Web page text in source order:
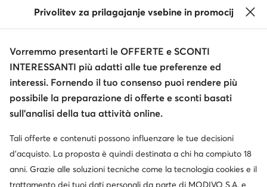
Cambia paese: Italia (IT)
Privolitev za prilagajanje vsebine in promocij
Vorremmo presentarti le OFFERTE e SCONTI
INTERESSANTI più adatti alle tue preferenze ed
interessi. Fornendo il tuo consenso puoi rendere più
possibile la preparazione di offerte e sconti basati
sull’analisi della tua attività online.
Tali offerte e contenuti possono influenzare le tue decisioni
d’acquisto. La proposta è quindi destinata a chi ha compiuto 18
anni. Grazie alle soluzioni tecniche come la tecnologia cookies e il
trattamento dei tuoi dati personali da parte di MODIVO S.A. e